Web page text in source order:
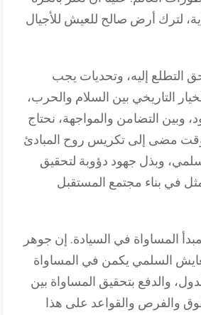
لترك أرض صالح للعيش للأجيال
التطلع إليه، وتحديات يجب
التاريخي بين السلام والحرب،
وبين التضامن والمواجهة، نحتاج
مضى إلى تكريس روح المبادئ
وبذل جهود دؤوبة لتحقيق
في بناء مجتمع المستقبل
بمبدأ المساواة في السيادة. إن جوهر
السلمي يكمن في المساواة
والدفع بتحقيق المساواة بين
والفرص والقواعد على هذا